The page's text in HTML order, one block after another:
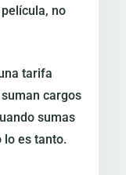
no
tarifa
cargos
sumas
lo es tanto.